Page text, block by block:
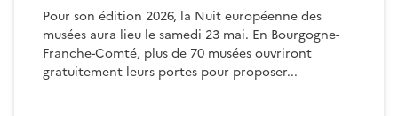
Pour son édition 2026, la Nuit européenne des
musées aura lieu le samedi 23 mai. En Bourgogne-
Franche-Comté, plus de 70 musées ouvriront
gratuitement leurs portes pour proposer...